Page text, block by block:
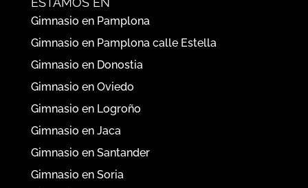
Gimnasio en Pamplona
Gimnasio en Pamplona calle Estella
Gimnasio en Donostia
Gimnasio en Oviedo
Gimnasio en Logroño
Gimnasio en Jaca
Gimnasio en Santander
Gimnasio en Soria